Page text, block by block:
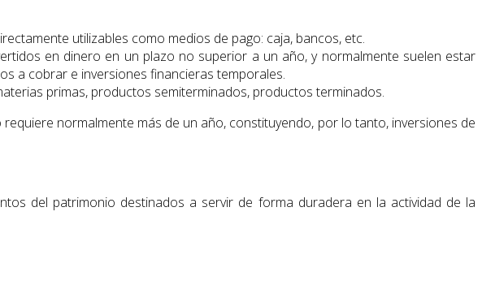
utilizables como medios de pago: caja, bancos, etc.
en dinero en un plazo no superior a un año, y normalmente suelen estar
a cobrar e inversiones financieras temporales.
primas, productos semiterminados, productos terminados.
normalmente más de un año, constituyendo, por lo tanto, inversiones de
del patrimonio destinados a servir de forma duradera en la actividad de la